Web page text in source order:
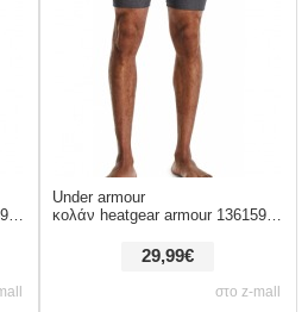
στο z-mall
Under armour
κολάν heatgear armour 1361596-090
29,99€